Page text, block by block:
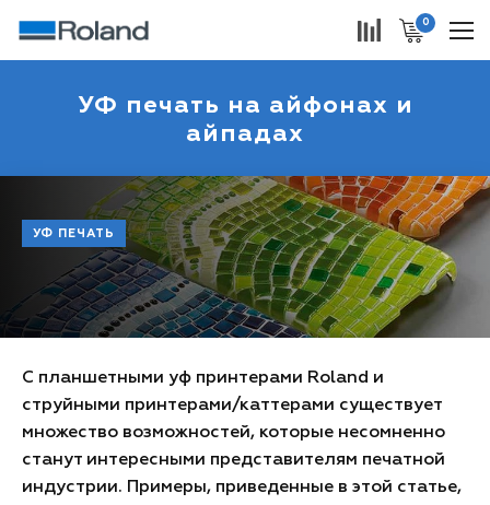
0
УФ печать на айфонах и
айпадах
УФ ПЕЧАТЬ
С планшетными уф принтерами Roland и
струйными принтерами/каттерами существует
множество возможностей, которые несомненно
станут интересными представителям печатной
индустрии. Примеры, приведенные в этой статье,